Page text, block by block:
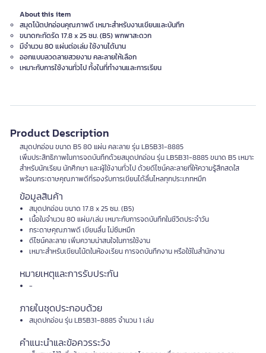
About this item
สมุดโน้ตปกอ่อนคุณภาพดี เหมาะสำหรับงานเขียนและบันทึก
ขนาดกะทัดรัด 17.8 x 25 ซม. (B5) พกพาสะดวก
มีจำนวน 80 แผ่นต่อเล่ม ใช้งานได้นาน
ออกแบบลวดลายสวยงาม คละลายให้เลือก
เหมาะกับการใช้งานทั่วไป ทั้งในที่ทำงานและการเรียน
Product Description
สมุดปกอ่อน ขนาด B5 80 แผ่น คละลาย รุ่น LB5B31-8885
เพิ่มประสิทธิภาพในการจดบันทึกด้วยสมุดปกอ่อน รุ่น LB5B31-8885 ขนาด B5 เหมาะ
สำหรับนักเรียน นักศึกษา และผู้ใช้งานทั่วไป ด้วยดีไซน์คละลายที่ให้ความรู้สึกสดใส
พร้อมกระดาษคุณภาพดีที่รองรับการเขียนได้ลื่นไหลทุกประเภทหมึก
ข้อมูลสินค้า
สมุดปกอ่อน ขนาด 17.8 x 25 ซม. (B5)
เนื้อในจำนวน 80 แผ่น/เล่ม เหมาะกับการจดบันทึกในชีวิตประจำวัน
กระดาษคุณภาพดี เขียนลื่น ไม่ซึมหมึก
ดีไซน์คละลาย เพิ่มความน่าสนใจในการใช้งาน
เหมาะสำหรับเขียนโน้ตในห้องเรียน การจดบันทึกงาน หรือใช้ในสำนักงาน
หมายเหตุและการรับประกัน
-
ภายในชุดประกอบด้วย
สมุดปกอ่อน รุ่น LB5B31-8885 จำนวน 1 เล่ม
คำแนะนำและข้อควรระวัง